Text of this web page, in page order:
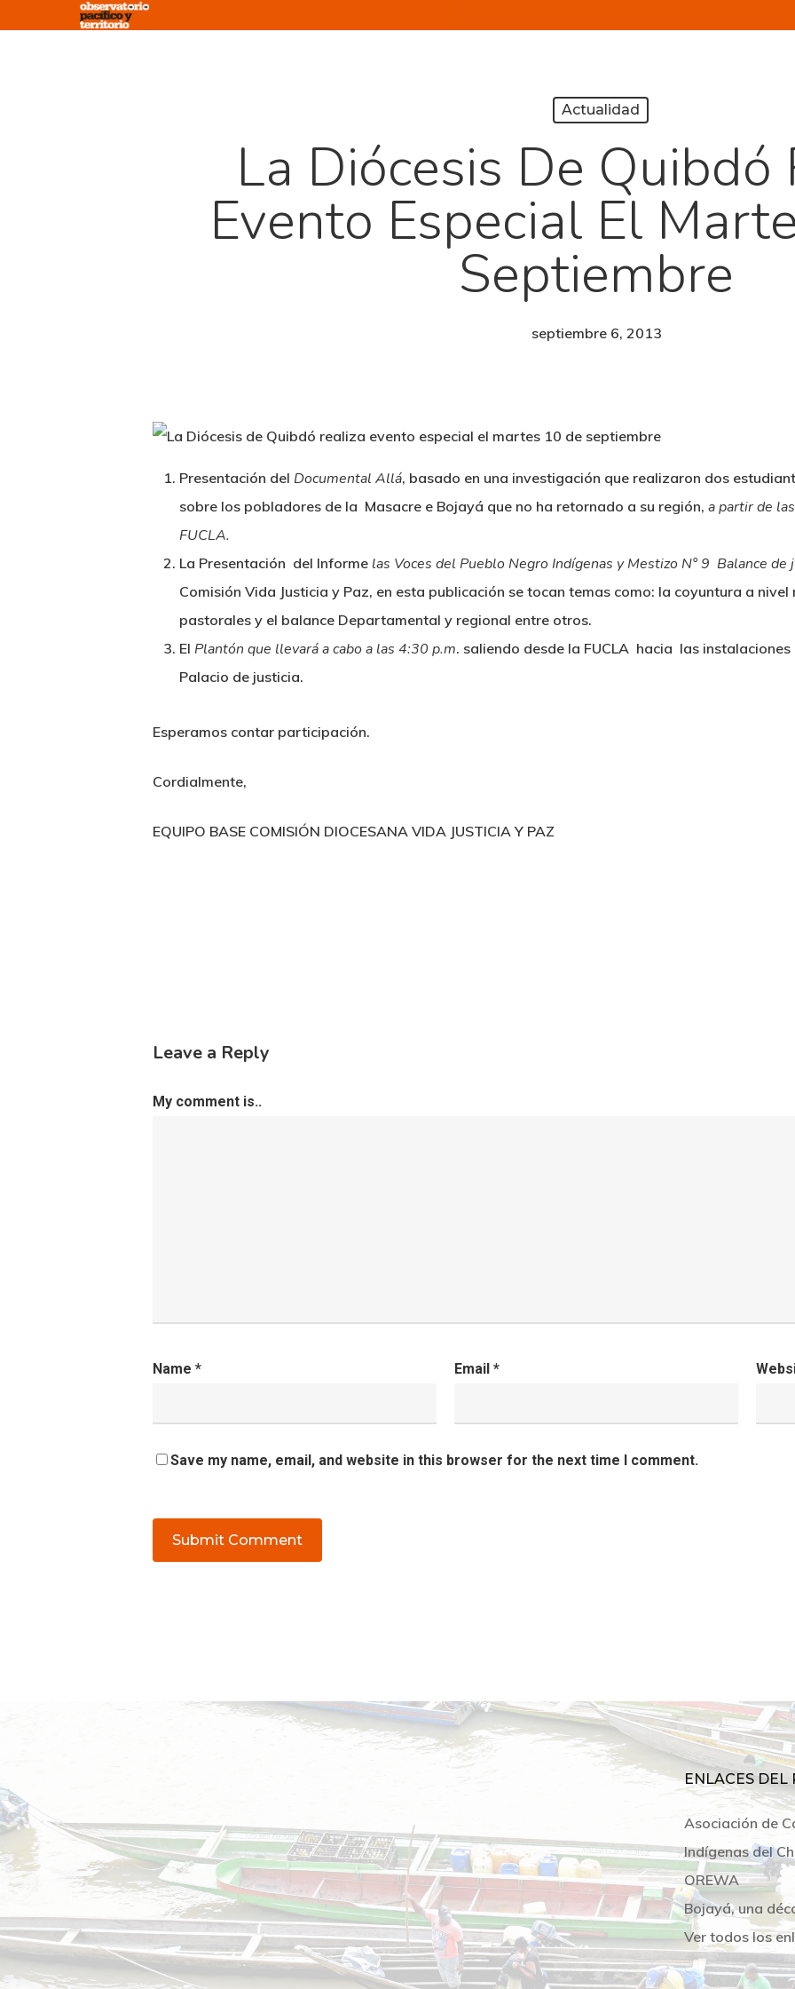
Actualidad
La Diócesis De Quibdó
Evento Especial El
Septiembre
septiembre 6, 2013
Presentación del Documental Allá, basado en una investigación que realizaron dos
sobre los pobladores de la Masacre e Bojayá que no ha retornado a su región, a partir de
FUCLA.
La Presentación del Informe las Voces del Pueblo Negro Indígenas y Mestizo N° 9 Balance
Comisión Vida Justicia y Paz, en esta publicación se tocan temas como: la coyuntura a
pastorales y el balance Departamental y regional entre otros.
El Plantón que llevará a cabo a las 4:30 p.m. saliendo desde la FUCLA hacia las
Palacio de justicia.
Esperamos contar participación.
Cordialmente,
EQUIPO BASE COMISIÓN DIOCESANA VIDA JUSTICIA Y PAZ
Leave a Reply
My comment is..
Name * Email *
Save my name, email, and website in this browser for the next time I comment.
ENLACES DEL
Asociación de
Indígenas del
OREWA
Bojayá, una
Ver todos los